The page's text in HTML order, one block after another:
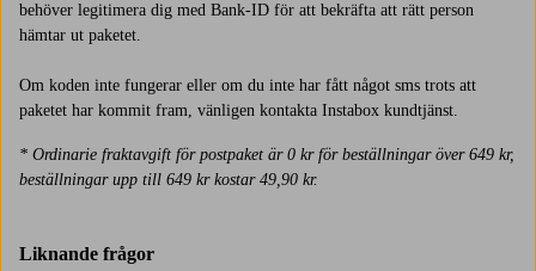
behöver legitimera dig med Bank-ID för att bekräfta att rätt person
hämtar ut paketet.
Om koden inte fungerar eller om du inte har fått något sms trots att
paketet har kommit fram, vänligen kontakta Instabox kundtjänst.
* Ordinarie fraktavgift för postpaket är 0 kr för beställningar över 649 kr,
beställningar upp till 649 kr kostar 49,90 kr.
Liknande frågor